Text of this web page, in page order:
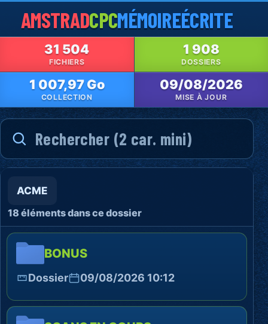
AMSTRADCPCMÉMOIREÉCRITE
31 504
FICHIERS
1 908
DOSSIERS
1 007,97 Go
COLLECTION
09/08/2026
MISE À JOUR
ACME
18 éléments dans ce dossier
BONUS
Dossier 09/08/2026 10:12